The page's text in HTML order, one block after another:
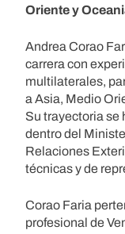
Oriente y
Andrea Corao
carrera con
multilaterales,
a Asia, Medio
Su trayectoria se
dentro del
Relaciones
técnicas y de
Corao Faria
profesional de